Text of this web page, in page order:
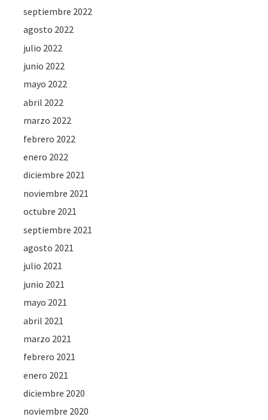
septiembre 2022
agosto 2022
julio 2022
junio 2022
mayo 2022
abril 2022
marzo 2022
febrero 2022
enero 2022
diciembre 2021
noviembre 2021
octubre 2021
septiembre 2021
agosto 2021
julio 2021
junio 2021
mayo 2021
abril 2021
marzo 2021
febrero 2021
enero 2021
diciembre 2020
noviembre 2020